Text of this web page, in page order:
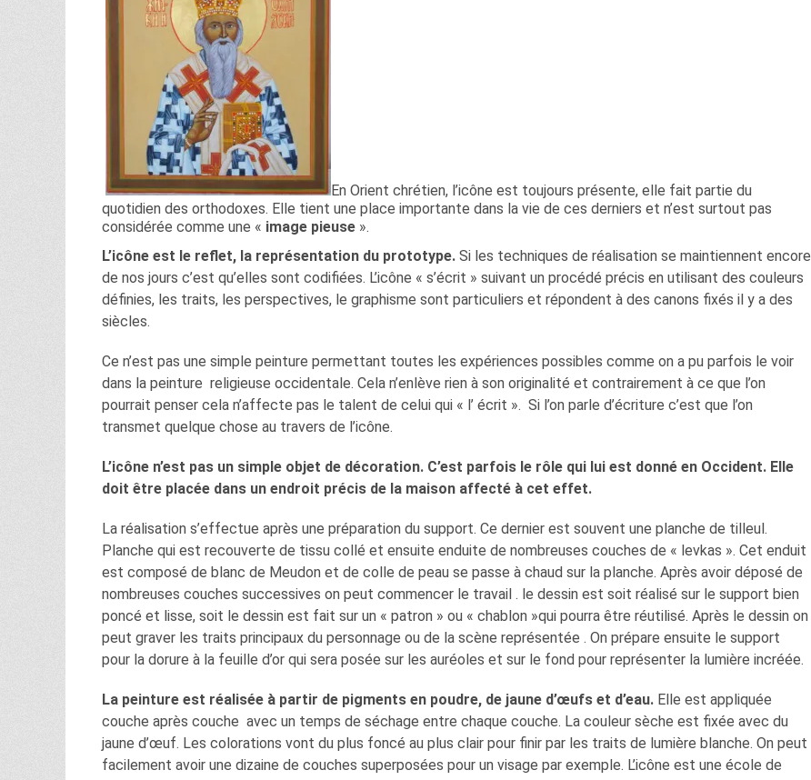
En Orient chrétien, l’icône est toujours présente, elle fait partie du
quotidien des orthodoxes. Elle tient une place importante dans la vie de ces derniers et n’est surtout pas
considérée comme une « image pieuse ».
L’icône est le reflet, la représentation du prototype. Si les techniques de réalisation se maintiennent encore
de nos jours c’est qu’elles sont codifiées. L’icône « s’écrit » suivant un procédé précis en utilisant des couleurs
définies, les traits, les perspectives, le graphisme sont particuliers et répondent à des canons fixés il y a des
siècles.
Ce n’est pas une simple peinture permettant toutes les expériences possibles comme on a pu parfois le voir
dans la peinture religieuse occidentale. Cela n’enlève rien à son originalité et contrairement à ce que l’on
pourrait penser cela n’affecte pas le talent de celui qui « l’ écrit ». Si l’on parle d’écriture c’est que l’on
transmet quelque chose au travers de l’icône.
L’icône n’est pas un simple objet de décoration. C’est parfois le rôle qui lui est donné en Occident. Elle
doit être placée dans un endroit précis de la maison affecté à cet effet.
La réalisation s’effectue après une préparation du support. Ce dernier est souvent une planche de tilleul.
Planche qui est recouverte de tissu collé et ensuite enduite de nombreuses couches de « levkas ». Cet enduit
est composé de blanc de Meudon et de colle de peau se passe à chaud sur la planche. Après avoir déposé de
nombreuses couches successives on peut commencer le travail . le dessin est soit réalisé sur le support bien
poncé et lisse, soit le dessin est fait sur un « patron » ou « chablon »qui pourra être réutilisé. Après le dessin on
peut graver les traits principaux du personnage ou de la scène représentée . On prépare ensuite le support
pour la dorure à la feuille d’or qui sera posée sur les auréoles et sur le fond pour représenter la lumière incréée.
La peinture est réalisée à partir de pigments en poudre, de jaune d’œufs et d’eau. Elle est appliquée
couche après couche avec un temps de séchage entre chaque couche. La couleur sèche est fixée avec du
jaune d’œuf. Les colorations vont du plus foncé au plus clair pour finir par les traits de lumière blanche. On peut
facilement avoir une dizaine de couches superposées pour un visage par exemple. L’icône est une école de